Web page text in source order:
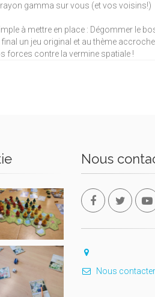
gamma sur vous (et vos voisins!)
à mettre en place : Dégommer le
un jeu original et au thème
forces contre la vermine spatiale !
Nous
Nous contacter